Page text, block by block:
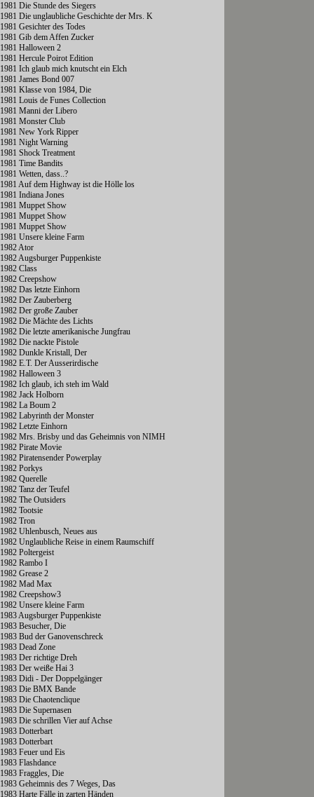
1981 Die Stunde des Siegers
1981 Die unglaubliche Geschichte der Mrs. K
1981 Gesichter des Todes
1981 Gib dem Affen Zucker
1981 Halloween 2
1981 Hercule Poirot Edition
1981 Ich glaub mich knutscht ein Elch
1981 James Bond 007
1981 Klasse von 1984, Die
1981 Louis de Funes Collection
1981 Manni der Libero
1981 Monster Club
1981 New York Ripper
1981 Night Warning
1981 Shock Treatment
1981 Time Bandits
1981 Wetten, dass..?
1981 Auf dem Highway ist die Hölle los
1981 Indiana Jones
1981 Muppet Show
1981 Muppet Show
1981 Muppet Show
1981 Unsere kleine Farm
1982 Ator
1982 Augsburger Puppenkiste
1982 Class
1982 Creepshow
1982 Das letzte Einhorn
1982 Der Zauberberg
1982 Der große Zauber
1982 Die Mächte des Lichts
1982 Die letzte amerikanische Jungfrau
1982 Die nackte Pistole
1982 Dunkle Kristall, Der
1982 E.T. Der Ausserirdische
1982 Halloween 3
1982 Ich glaub, ich steh im Wald
1982 Jack Holborn
1982 La Boum 2
1982 Labyrinth der Monster
1982 Letzte Einhorn
1982 Mrs. Brisby und das Geheimnis von NIMH
1982 Pirate Movie
1982 Piratensender Powerplay
1982 Porkys
1982 Querelle
1982 Tanz der Teufel
1982 The Outsiders
1982 Tootsie
1982 Tron
1982 Uhlenbusch, Neues aus
1982 Unglaubliche Reise in einem Raumschiff
1982 Poltergeist
1982 Rambo I
1982 Grease 2
1982 Mad Max
1982 Creepshow3
1982 Unsere kleine Farm
1983 Augsburger Puppenkiste
1983 Besucher, Die
1983 Bud der Ganovenschreck
1983 Dead Zone
1983 Der richtige Dreh
1983 Der weiße Hai 3
1983 Didi - Der Doppelgänger
1983 Die BMX Bande
1983 Die Chaotenclique
1983 Die Supernasen
1983 Die schrillen Vier auf Achse
1983 Dotterbart
1983 Dotterbart
1983 Feuer und Eis
1983 Flashdance
1983 Fraggles, Die
1983 Geheimnis des 7 Weges, Das
1983 Harte Fälle in zarten Händen